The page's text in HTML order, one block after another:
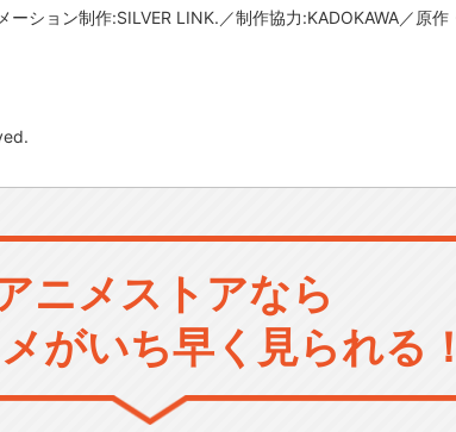
ション制作:SILVER LINK.／制作協力:KADOKAWA／原作
ニメストアなら
がいち早く見られる！